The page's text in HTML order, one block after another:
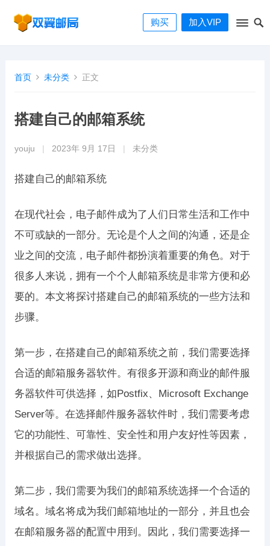
购买 加入VIP
首页 未分类 正文
搭建自己的邮箱系统
youju 2023年 9月 17日 未分类
搭建自己的邮箱系统
在现代社会，电子邮件成为了人们日常生活和工作中
不可或缺的一部分。无论是个人之间的沟通，还是企
业之间的交流，电子邮件都扮演着重要的角色。对于
很多人来说，拥有一个个人邮箱系统是非常方便和必
要的。本文将探讨搭建自己的邮箱系统的一些方法和
步骤。
第一步，在搭建自己的邮箱系统之前，我们需要选择
合适的邮箱服务器软件。有很多开源和商业的邮件服
务器软件可供选择，如Postfix、Microsoft Exchange
Server等。在选择邮件服务器软件时，我们需要考虑
它的功能性、可靠性、安全性和用户友好性等因素，
并根据自己的需求做出选择。
第二步，我们需要为我们的邮箱系统选择一个合适的
域名。域名将成为我们邮箱地址的一部分，并且也会
在邮箱服务器的配置中用到。因此，我们需要选择一